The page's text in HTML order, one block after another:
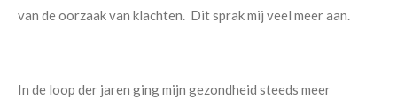
van de oorzaak van klachten. Dit sprak mij veel meer aan.
In de loop der jaren ging mijn gezondheid steeds meer